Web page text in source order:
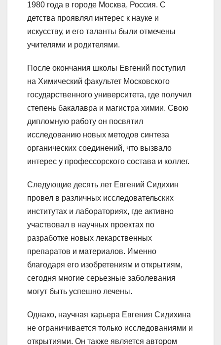
1980 года в городе Москва, Россия. С
детства проявлял интерес к науке и
искусству, и его таланты были отмечены
учителями и родителями.
После окончания школы Евгений поступил
на Химический факультет Московского
государственного университета, где получил
степень бакалавра и магистра химии. Свою
дипломную работу он посвятил
исследованию новых методов синтеза
органических соединений, что вызвало
интерес у профессорского состава и коллег.
Следующие десять лет Евгений Сидихин
провел в различных исследовательских
институтах и лабораториях, где активно
участвовал в научных проектах по
разработке новых лекарственных
препаратов и материалов. Именно
благодаря его изобретениям и открытиям,
сегодня многие серьезные заболевания
могут быть успешно лечены.
Однако, научная карьера Евгения Сидихина
не ограничивается только исследованиями и
открытиями. Он также является автором